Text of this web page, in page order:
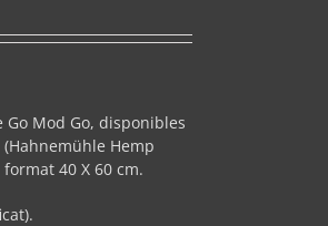
Go Mod Go, disponibles
Hemp
40 X 60 cm.